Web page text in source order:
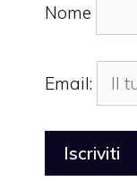
Nome
Email: